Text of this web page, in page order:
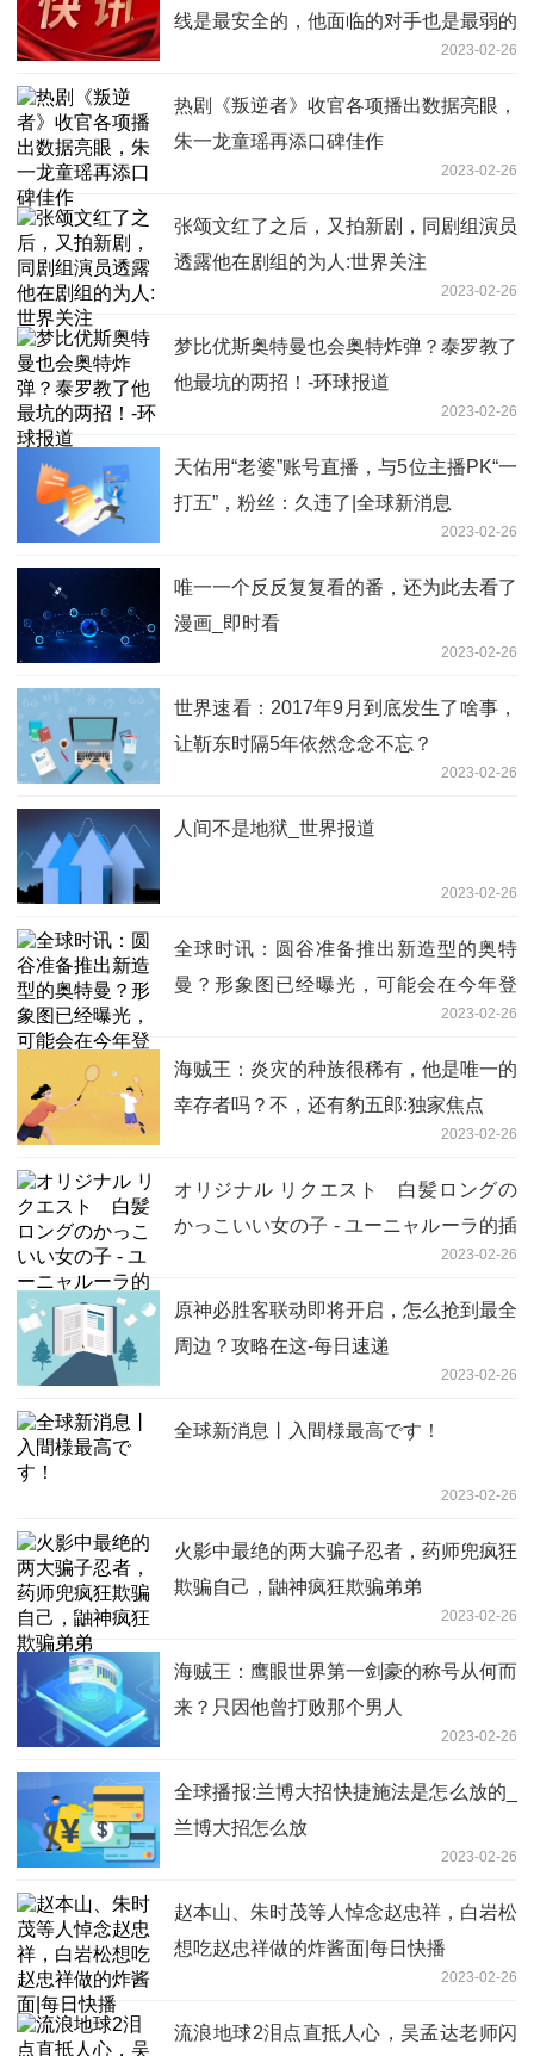
线是最安全的，他面临的对手也是最弱的
2023-02-26
热剧《叛逆者》收官各项播出数据亮眼，
朱一龙童瑶再添口碑佳作
2023-02-26
张颂文红了之后，又拍新剧，同剧组演员
透露他在剧组的为人:世界关注
2023-02-26
梦比优斯奥特曼也会奥特炸弹？泰罗教了
他最坑的两招！-环球报道
2023-02-26
天佑用“老婆”账号直播，与5位主播PK“一
打五”，粉丝：久违了|全球新消息
2023-02-26
唯一一个反反复复看的番，还为此去看了
漫画_即时看
2023-02-26
世界速看：2017年9月到底发生了啥事，
让靳东时隔5年依然念念不忘？
2023-02-26
人间不是地狱_世界报道
2023-02-26
全球时讯：圆谷准备推出新造型的奥特
曼？形象图已经曝光，可能会在今年登
2023-02-26
海贼王：炎灾的种族很稀有，他是唯一的
幸存者吗？不，还有豹五郎:独家焦点
2023-02-26
オリジナル リクエスト 白髪ロングの
かっこいい女の子 - ユーニャルーラ的插
2023-02-26
原神必胜客联动即将开启，怎么抢到最全
周边？攻略在这-每日速递
2023-02-26
全球新消息丨入間様最高です！
2023-02-26
火影中最绝的两大骗子忍者，药师兜疯狂
欺骗自己，鼬神疯狂欺骗弟弟
2023-02-26
海贼王：鹰眼世界第一剑豪的称号从何而
来？只因他曾打败那个男人
2023-02-26
全球播报:兰博大招快捷施法是怎么放的_
兰博大招怎么放
2023-02-26
赵本山、朱时茂等人悼念赵忠祥，白岩松
想吃赵忠祥做的炸酱面|每日快播
2023-02-26
流浪地球2泪点直抵人心，吴孟达老师闪